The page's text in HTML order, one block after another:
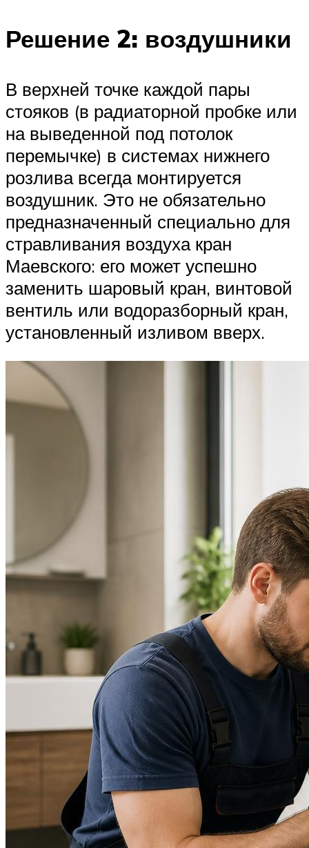
Решение 2: воздушники
В верхней точке каждой пары
стояков (в радиаторной пробке или
на выведенной под потолок
перемычке) в системах нижнего
розлива всегда монтируется
воздушник. Это не обязательно
предназначенный специально для
стравливания воздуха кран
Маевского: его может успешно
заменить шаровый кран, винтовой
вентиль или водоразборный кран,
установленный изливом вверх.